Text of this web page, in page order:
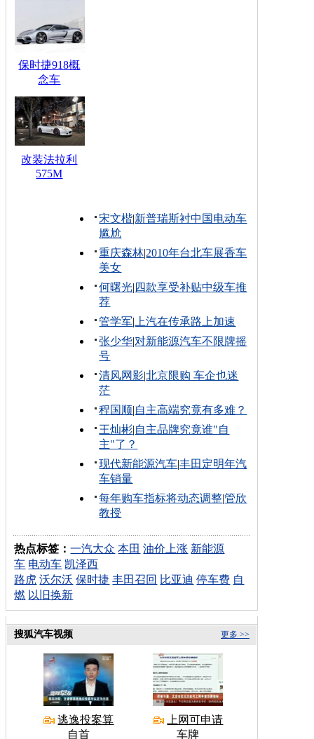
保时捷918概
念车
改装法拉利
575M
宋文楷|新普瑞斯衬中国电动车
尴尬
重庆森林|2010年台北车展香车
美女
何曙光| 四款享受补贴中级车推
荐
管学军| 上汽在传承路上加速
张少华|对新能源汽车不限牌摇
号
清风网影|北京限购 车企也迷
茫
程国顺|自主高端究竟有多难？
王灿彬|自主品牌究竟谁"自
主"了？
现代新能源汽车|丰田定明年汽
车销量
每年购车指标将动态调整|管欣
教授
热点标签：一汽大众 本田 油价上涨 新能源
车 电动车 凯泽西
路虎 沃尔沃 保时捷 丰田召回 比亚迪 停车费 自
燃 以旧换新
更多 >>
搜狐汽车视频
逃逸投案算
自首
上网可申请
车牌